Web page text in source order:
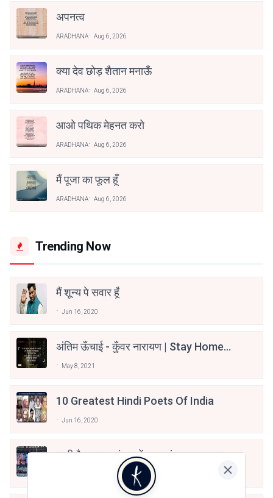
अपनत्व
ARADHANA Aug 6, 2026
क्या देव छोड़ शैतान मनाऊँ
ARADHANA Aug 6, 2026
आओ पथिक मेहनत करो
ARADHANA Aug 6, 2026
मैं पूजा का फूल हूँ
ARADHANA Aug 6, 2026
Trending Now
मैं शून्य पे सवार हूँ
Jun 16, 2020
अंतिम ऊँचाई - कुँवर नारायण | Stay Home
May 8, 2021
10 Greatest Hindi Poets Of India
Jun 16, 2020
तू भी है राणा का वंशज फेंक जहां तक भाला जाए:
वाहिद अली वाहिद